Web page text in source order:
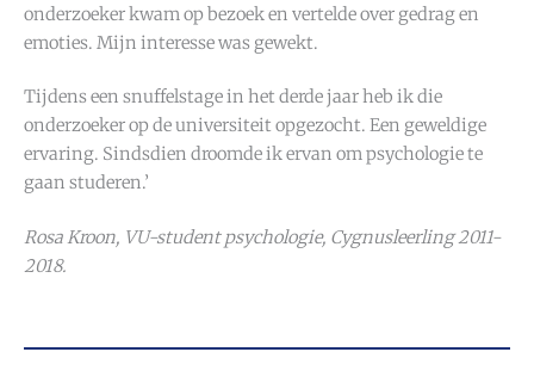
onderzoeker kwam op bezoek en vertelde over gedrag en
emoties. Mijn interesse was gewekt.
Tijdens een snuffelstage in het derde jaar heb ik die
onderzoeker op de universiteit opgezocht. Een geweldige
ervaring. Sindsdien droomde ik ervan om psychologie te
gaan studeren.’
Rosa Kroon, VU-student psychologie, Cygnusleerling 2011-
2018.